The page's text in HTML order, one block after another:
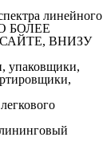
линейного
БОЛЕЕ
ВНИЗУ
упаковщики,